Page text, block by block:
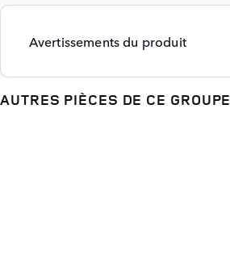
Avertissements du produit
AUTRES PIÈCES DE CE GROUPE